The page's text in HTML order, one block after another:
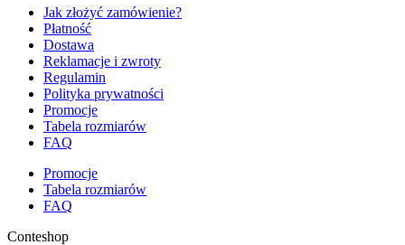
Jak złożyć zamówienie?
Płatność
Dostawa
Reklamacje i zwroty
Regulamin
Polityka prywatności
Promocje
Tabela rozmiarów
FAQ
Promocje
Tabela rozmiarów
FAQ
Conteshop